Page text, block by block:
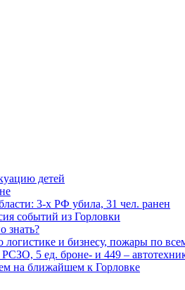
детей
3-х РФ убила, 31 чел. ранен
событий из Горловки
знать?
и бизнесу, пожары по
5 ед. броне- и 449 –
на ближайшем к Горловке